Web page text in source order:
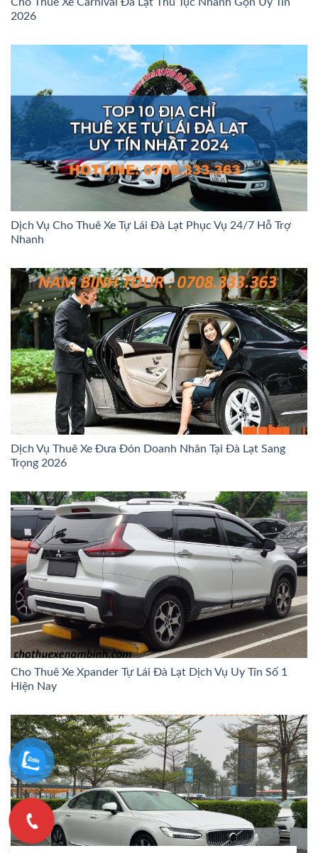
2026
Dịch Vụ Cho Thuê Xe Tự Lái Đà Lạt Phục Vụ 24/7 Hỗ Trợ
Nhanh
Dịch Vụ Thuê Xe Đưa Đón Doanh Nhân Tại Đà Lạt Sang
Trọng 2026
Cho Thuê Xe Xpander Tự Lái Đà Lạt Dịch Vụ Uy Tín Số 1
Hiện Nay